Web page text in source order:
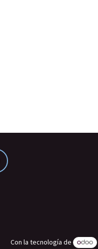
Con la tecnología de